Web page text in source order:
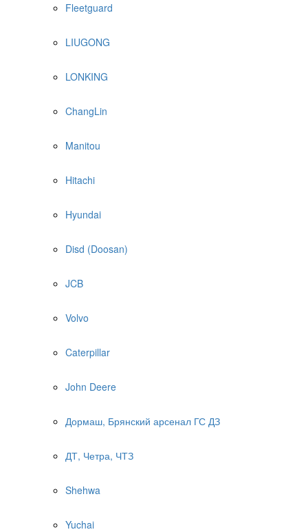
Fleetguard
LIUGONG
LONKING
ChangLin
Manitou
Hitachi
Hyundai
Disd (Doosan)
JCB
Volvo
Caterpillar
John Deere
Дормаш, Брянский арсенал ГС ДЗ
ДТ, Четра, ЧТЗ
Shehwa
Yuchai